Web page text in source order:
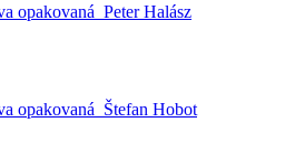
opakovaná_Peter Halász
opakovaná_Štefan Hobot